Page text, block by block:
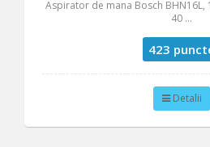
Aspirator de mana Bosch BHN16L,
40 ...
423
Detalii